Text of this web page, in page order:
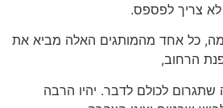
צריך לפספס.
כל אחד מהמותגים האלה מביא את
הרחוב,
שתגרום לכולם לדבר. יהיו הרבה